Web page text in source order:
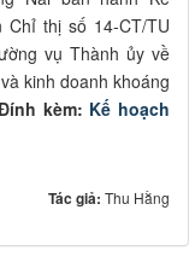
Chỉ thị số 14-CT/TU
vụ Thành ủy về
kinh doanh khoáng
kèm: Kế hoạch
Tác giả: Thu Hằng